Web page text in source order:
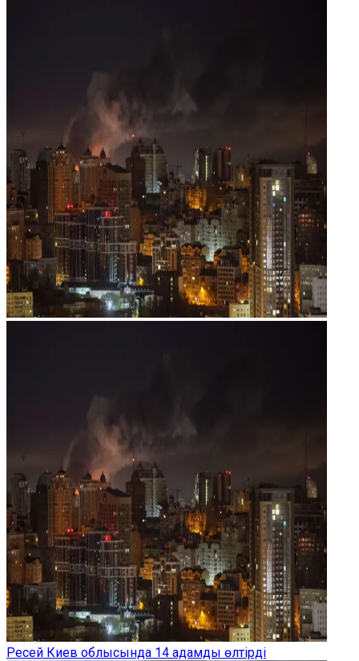
Ресей Киев облысында 14 адамды өлтірді